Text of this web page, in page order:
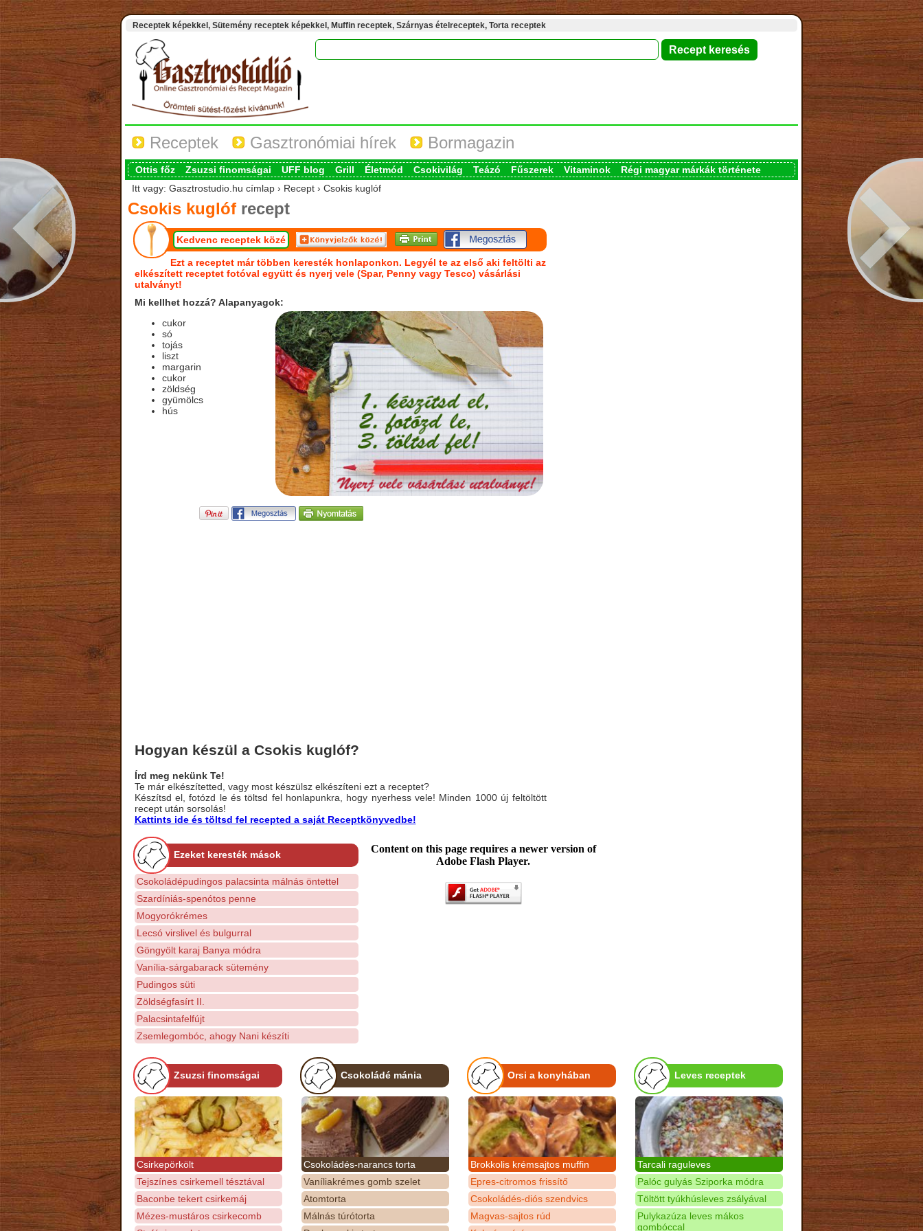
Receptek képekkel, Sütemény receptek képekkel, Muffin receptek, Szárnyas ételreceptek, Torta receptek
Receptek Gasztronómiai hírek Bormagazin
Ottis főz Zsuzsi finomságai UFF blog Grill Életmód Csokivilág Teázó Fűszerek Vitaminok
Régi magyar márkák története
Itt vagy: Gasztrostudio.hu címlap › Recept › Csokis kuglóf
Csokis kuglófrecept
Kedvenc receptek közé
Ezt a receptet már többen keresték honlaponkon. Legyél te az első aki feltölti az
elkészített receptet fotóval együtt és nyerj vele (Spar, Penny vagy Tesco) vásárlási
utalványt!
Mi kellhet hozzá? Alapanyagok:
cukor
só
tojás
liszt
margarin
cukor
zöldség
gyümölcs
hús
Hogyan készül a Csokis kuglóf?
Írd meg nekünk Te!
Te már elkészítetted, vagy most készülsz elkészíteni ezt a receptet?
Készítsd el, fotózd le és töltsd fel honlapunkra, hogy nyerhess vele! Minden 1000 új feltöltött
recept után sorsolás!
Kattints ide és töltsd fel recepted a saját Receptkönyvedbe!
Ezeket keresték mások
Csokoládépudingos palacsinta málnás öntettel
Szardíniás-spenótos penne
Mogyorókrémes
Lecsó virslivel és bulgurral
Göngyölt karaj Banya módra
Vanília-sárgabarack sütemény
Pudingos süti
Zöldségfasírt II.
Palacsintafelfújt
Zsemlegombóc, ahogy Nani készíti
Content on this page requires a newer version of
Adobe Flash Player.
Zsuzsi finomságai
Csirkepörkölt
Tejszínes csirkemell tésztával
Baconbe tekert csirkemáj
Mézes-mustáros csirkecomb
Csokoládé mánia
Csokoládés-narancs torta
Vaníliakrémes gomb szelet
Atomtorta
Málnás túrótorta
Orsi a konyhában
Brokkolis krémsajtos muffin
Epres-citromos frissítő
Csokoládés-diós szendvics
Magvas-sajtos rúd
Leves receptek
Tarcali raguleves
Palóc gulyás Sziporka módra
Töltött tyúkhúsleves zsályával
Pulykazúza leves mákos
gombóccal